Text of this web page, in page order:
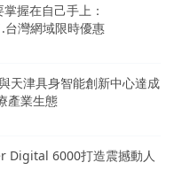
握在自己手上：
灣網域限時優惠
天津具身智能創新中心達成
產業生態
Digital 6000打造震撼動人